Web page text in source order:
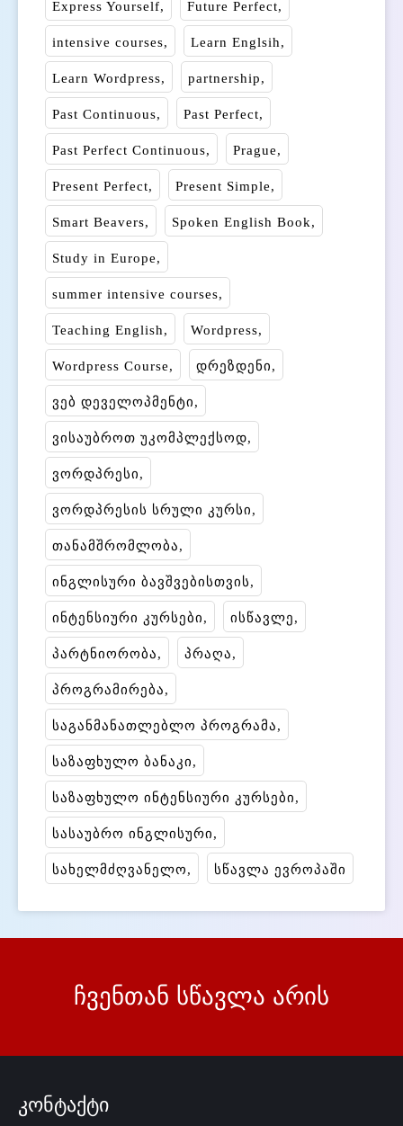
Express Yourself Future Perfect
intensive courses Learn Englsih
Learn Wordpress partnership
Past Continuous Past Perfect
Past Perfect Continuous Prague
Present Perfect Present Simple
Smart Beavers Spoken English Book
Study in Europe
summer intensive courses
Teaching English Wordpress
Wordpress Course დრეზდენი
ვებ დეველოპმენტი
ვისაუბროთ უკომპლექსოდ
ვორდპრესი
ვორდპრესის სრული კურსი
თანამშრომლობა
ინგლისური ბავშვებისთვის
ინტენსიური კურსები ისწავლე
პარტნიორობა პრაღა
პროგრამირება
საგანმანათლებლო პროგრამა
საზაფხულო ბანაკი
საზაფხულო ინტენსიური კურსები
სასაუბრო ინგლისური
სახელმძღვანელო სწავლა ევროპაში
ჩვენთან სწავლა არის
კონტაქტი